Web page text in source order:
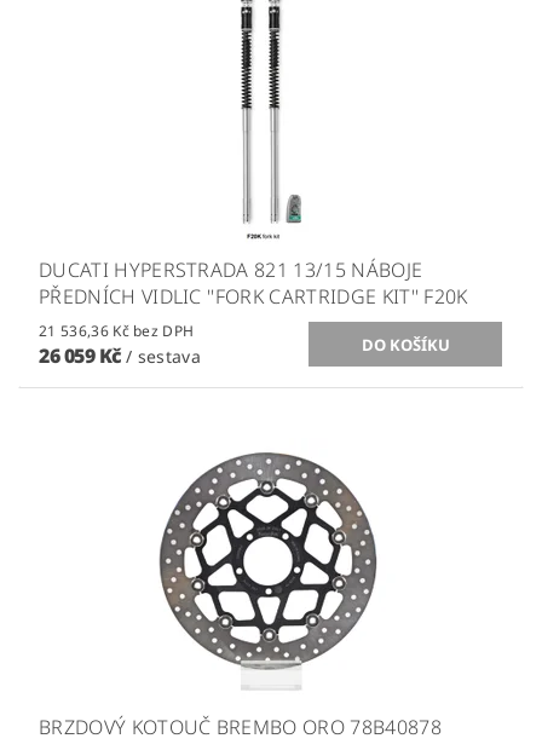
DUCATI HYPERSTRADA 821 13/15 NÁBOJE
PŘEDNÍCH VIDLIC ''FORK CARTRIDGE KIT'' F20K
21 536,36 Kč bez DPH
26 059 Kč/ sestava
BRZDOVÝ KOTOUČ BREMBO ORO 78B40878